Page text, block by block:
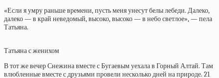
«Если я умру раньше времени, пусть меня унесут белы лебеди. Далеко,
далеко — в край неведомый, высоко, высоко — в небо светлое», — пела
Татьяна.
Татьяна с женихом
В тот же вечер Снежина вместе с Бугаевым уехала в Горный Алтай. Там
влюбленные вместе с друзьями провели несколько дней на природе. 21